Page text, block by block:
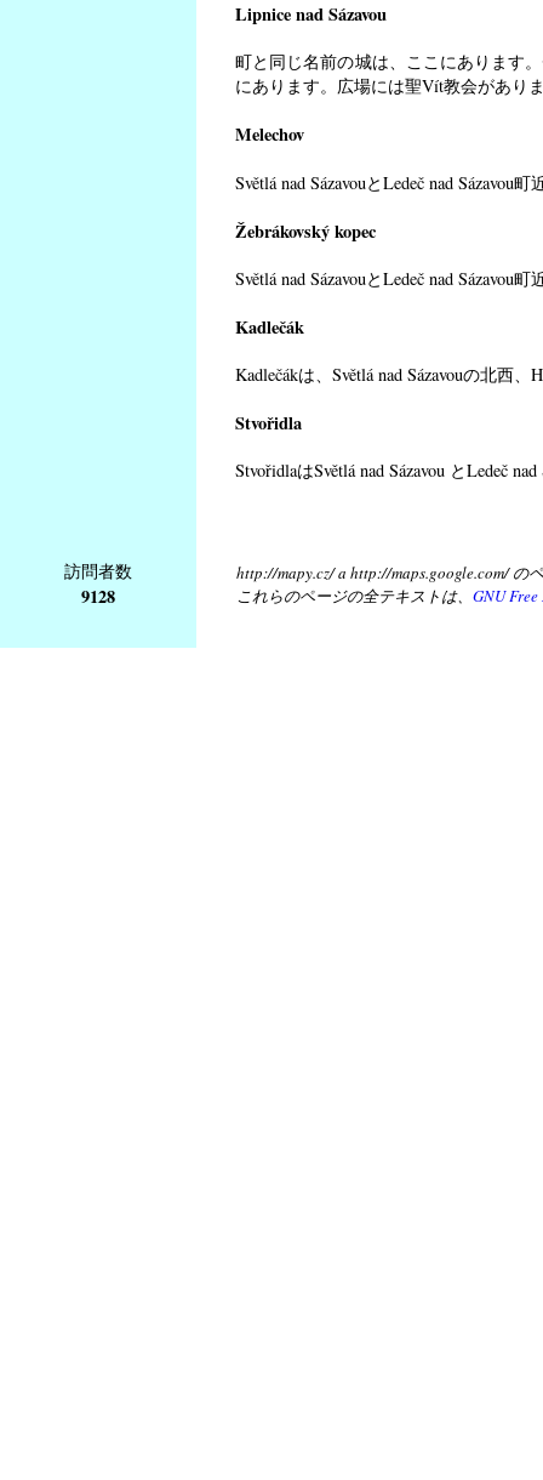
Lipnice nad Sázavou
町と同じ名前の城は、ここにあります
にあります。広場には聖Vít教会があり
Melechov
Světlá nad SázavouとLedeč nad
Žebrákovský kopec
Světlá nad SázavouとLedeč nad
Kadlečák
Kadlečákは、Světlá nad Sázavouの北西
Stvořidla
StvořidlaはSvětlá nad Sázavou とLedeč
訪問者数
9128
http://mapy.cz/ a http://maps.google.com/
これらのページの全テキストは、 GNU